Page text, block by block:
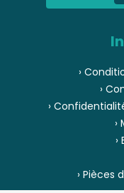
›
›
›
›
› Pièces